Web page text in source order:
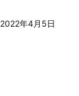
2022年4月5日